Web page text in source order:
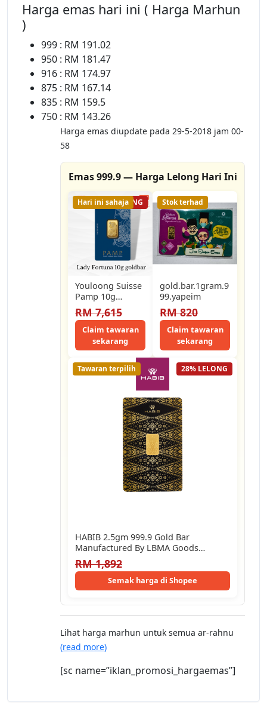
Harga emas hari ini ( Harga Marhun
)
999 : RM 191.02
950 : RM 181.47
916 : RM 174.97
875 : RM 167.14
835 : RM 159.5
750 : RM 143.26
Harga emas diupdate pada 29-5-2018 jam 00-
58
Emas 999.9 — Harga Lelong Hari Ini
1% LELONG
Hari ini sahaja
Youloong Suisse
Pamp 10g
Minted Gold bar
999.9GOLD(Lady
Fortuna)
RM 7,615
Claim tawaran
sekarang
Stok terhad
gold.bar.1gram.9
99.yapeim
RM 820
Claim tawaran
sekarang
28% LELONG
Tawaran terpilih
HABIB 2.5gm 999.9 Gold Bar
Manufactured By LBMA Goods
Delivery Refiner
RM 1,892
Semak harga di Shopee
Lihat harga marhun untuk semua ar-rahnu
(read more)
[sc name=”iklan_promosi_hargaemas”]